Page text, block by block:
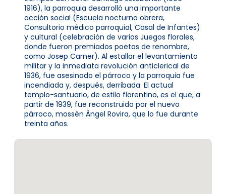
1916), la parroquia desarrolló una importante
acción social (Escuela nocturna obrera,
Consultorio médico parroquial, Casal de Infantes)
y cultural (celebración de varios Juegos florales,
donde fueron premiados poetas de renombre,
como Josep Carner). Al estallar el levantamiento
militar y la inmediata revolución anticlerical de
1936, fue asesinado el párroco y la parroquia fue
incendiada y, después, derribada. El actual
templo-santuario, de estilo florentino, es el que, a
partir de 1939, fue reconstruido por el nuevo
párroco, mossèn Àngel Rovira, que lo fue durante
treinta años.